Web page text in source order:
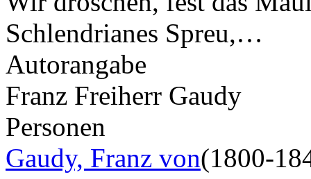
Schlendrianes Spreu,…
Autorangabe
Franz Freiherr Gaudy
Personen
Gaudy, Franz von(1800-